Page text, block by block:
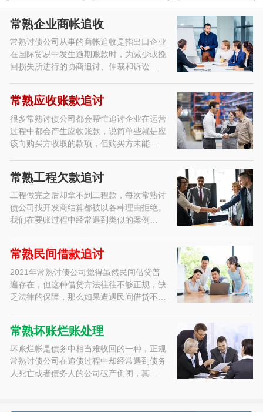
常熟企业商帐追收
常熟讨债公司从事的商帐追收是指出口企业
在国际贸易中发生逾期账款时，为减少或挽
回损失所进行的协商追讨、仲裁和诉讼…
常熟应收账款追讨
很多常熟讨债公司都会帮忙追讨企业在运营
过程中都会产生应收账款，说简单些就是应
该向购买方收取的款项，但购买方未能…
常熟工程欠款追讨
工程做完之后却拿不到工程款，每次常熟讨
债公司找开发商结算都被以各种理由拒绝。
我们在要账过程中经常遇到类似的案例…
常熟民间借款追讨
2021年常熟讨债公司觉得虽然民间借贷普
遍存在，但这种借贷方法往往不够正规，缺
乏法律的保障，那么如果遭遇民间借贷不…
常熟坏账烂账处理
坏账烂帐是债务中相当难收回的一种，正规
常熟讨债公司在追债过程中却经常遇到债务
人死亡或者债务人的公司破产倒闭，其…